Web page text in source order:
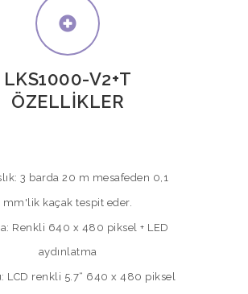
LKS1000-V2+T
ÖZELLİKLER
3 barda 20 m mesafeden 0,1
mm'lik kaçak tespit eder.
Renkli 640 x 480 piksel + LED
aydınlatma
LCD renkli 5.7“ 640 x 480 piksel